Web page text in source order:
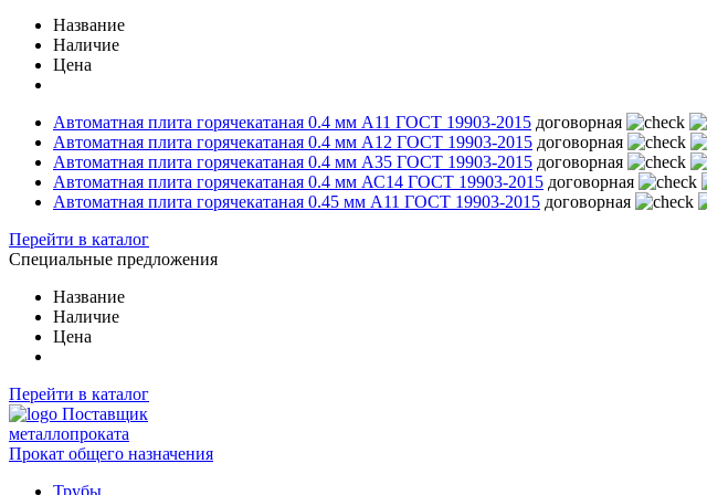
Название
Наличие
Цена
Автоматная плита горячекатаная 0.4 мм А11 ГОСТ 19903-2015 договорная
Автоматная плита горячекатаная 0.4 мм А12 ГОСТ 19903-2015 договорная
Автоматная плита горячекатаная 0.4 мм А35 ГОСТ 19903-2015 договорная
Автоматная плита горячекатаная 0.4 мм АС14 ГОСТ 19903-2015 договорная
Автоматная плита горячекатаная 0.45 мм А11 ГОСТ 19903-2015 договорная
Перейти в каталог
Специальные предложения
Название
Наличие
Цена
Перейти в каталог
Поставщик
металлопроката
Прокат общего назначения
Трубы